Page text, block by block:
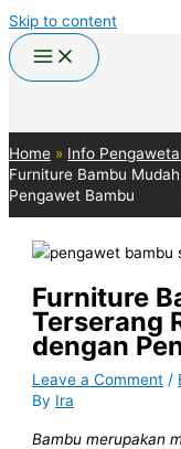
Skip to content
Home
Info
Furniture Bambu
Pengawet Bambu
Furniture
Terserang
dengan
Leave a Comment /
By Ira
Bambu merupakan